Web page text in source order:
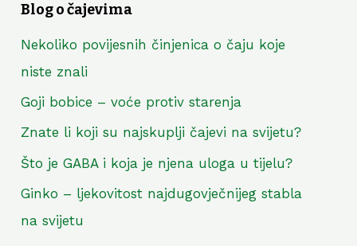
Blog o čajevima
Nekoliko povijesnih činjenica o čaju koje
niste znali
Goji bobice – voće protiv starenja
Znate li koji su najskuplji čajevi na svijetu?
Što je GABA i koja je njena uloga u tijelu?
Ginko – ljekovitost najdugovječnijeg stabla
na svijetu